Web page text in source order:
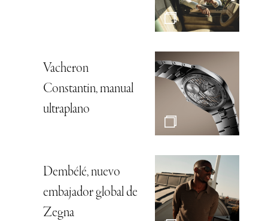
Vacheron
Constantin, manual
ultraplano
Dembélé, nuevo
embajador global de
Zegna